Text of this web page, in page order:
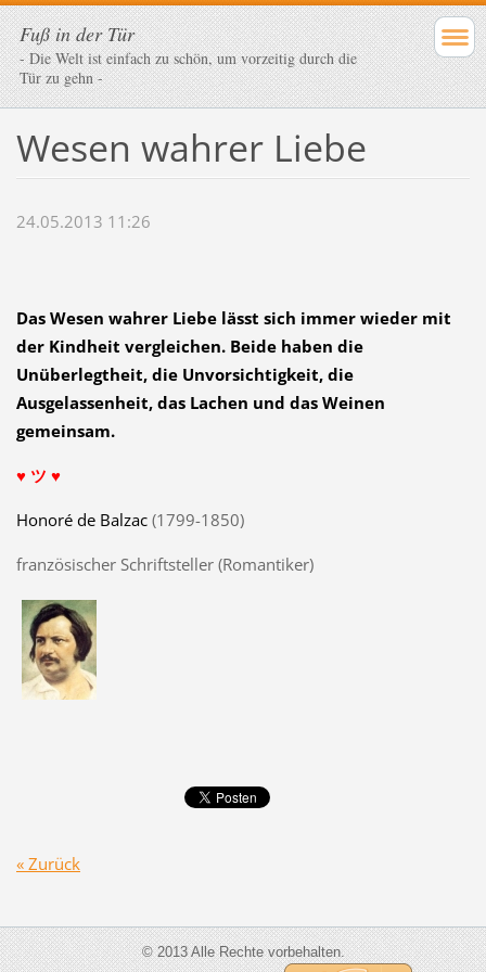
Fuß in der Tür
- Die Welt ist einfach zu schön, um vorzeitig durch die
Tür zu gehn -
Wesen wahrer Liebe
24.05.2013 11:26
Das Wesen wahrer Liebe lässt sich immer wieder mit
der Kindheit vergleichen. Beide haben die
Unüberlegtheit, die Unvorsichtigkeit, die
Ausgelassenheit, das Lachen und das Weinen
gemeinsam.
♥ ツ ♥
Honoré de Balzac(1799-1850)
französischer Schriftsteller (Romantiker)
« Zurück
© 2013 Alle Rechte vorbehalten.